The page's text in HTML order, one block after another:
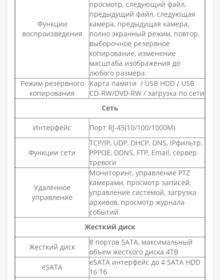
Функции
воспроизведения
просмотр, следующий файл,
предыдущий файл, следующая
камера, предыдущая камера,
полно экранный режим, повтор,
выборочное резервное
копирование, изменение
масштаба изображения до
любого размера.
Режим резервного
копирования
Карта памяти / USB HDD / USB
CD-RW/DVD-RW / загрузка по сети
Сеть
Интерфейс Порт RJ-45(10/100/1000M)
Функции сети
TCP/IP, UDP, DHCP, DNS, IPфильтр,
PPPOE, DDNS, FTP, Email, сервер
тревоги
Удаленное
управление
Мониторинг, управление PTZ
камерами, просмотр записей,
управление системой, загрузка
архивов, просмотр журнала
событий
Жесткий диск
Жесткий диск
8 портов SATA, максимальный
объем жесткого диска 4TB
eSATA
eSATA интерфейс до 4 SATA HDD
16 Тб